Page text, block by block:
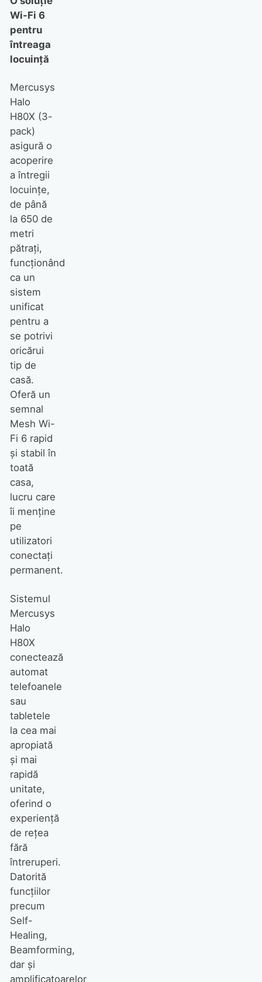
Wi-Fi 6
pentru
întreaga
locuință
Mercusys
Halo
H80X (3-
pack)
asigură o
acoperire
a întregii
locuințe,
de până
la 650 de
metri
pătrați,
funcționând
ca un
sistem
unificat
pentru a
se potrivi
oricărui
tip de
casă.
Oferă un
semnal
Mesh Wi-
Fi 6 rapid
și stabil în
toată
casa,
lucru care
îi menține
pe
utilizatori
conectați
permanent.
Sistemul
Mercusys
Halo
H80X
conectează
automat
telefoanele
sau
tabletele
la cea mai
apropiată
și mai
rapidă
unitate,
oferind o
experiență
de rețea
fără
întreruperi.
Datorită
funcțiilor
precum
Self-
Healing,
Beamforming,
dar și
amplificatoarelor